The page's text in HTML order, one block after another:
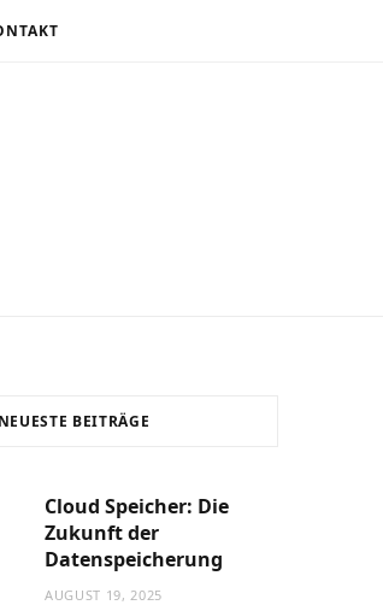
NEUESTE BEITRÄGE
Cloud Speicher: Die
Zukunft der
Datenspeicherung
AUGUST 19, 2025